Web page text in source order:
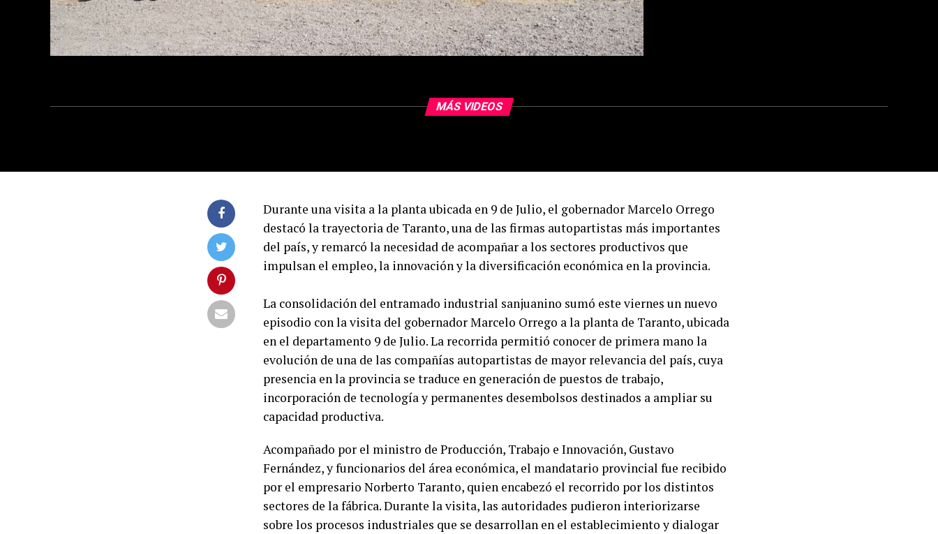
MÁS VIDEOS
Durante una visita a la planta ubicada en 9 de Julio, el gobernador Marcelo Orrego
destacó la trayectoria de Taranto, una de las firmas autopartistas más importantes
del país, y remarcó la necesidad de acompañar a los sectores productivos que
impulsan el empleo, la innovación y la diversificación económica en la provincia.
La consolidación del entramado industrial sanjuanino sumó este viernes un nuevo
episodio con la visita del gobernador Marcelo Orrego a la planta de Taranto, ubicada
en el departamento 9 de Julio. La recorrida permitió conocer de primera mano la
evolución de una de las compañías autopartistas de mayor relevancia del país, cuya
presencia en la provincia se traduce en generación de puestos de trabajo,
incorporación de tecnología y permanentes desembolsos destinados a ampliar su
capacidad productiva.
Acompañado por el ministro de Producción, Trabajo e Innovación, Gustavo
Fernández, y funcionarios del área económica, el mandatario provincial fue recibido
por el empresario Norberto Taranto, quien encabezó el recorrido por los distintos
sectores de la fábrica. Durante la visita, las autoridades pudieron interiorizarse
sobre los procesos industriales que se desarrollan en el establecimiento y dialogar